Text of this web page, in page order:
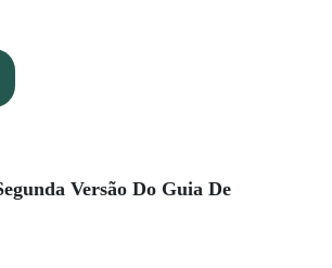
Versão Do Guia De